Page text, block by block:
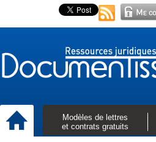
Modèles de lettres
et contrats gratuits